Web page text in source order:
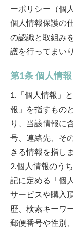
ーポリシー（個
個人情報保護の
の認識と取組み
護を行ってまい
第1条 個人情
1.「個人情報」
報」を指すもの
り、当該情報に
号、連絡先、そ
きる情報を指し
2.個人情報のう
記に定める「個
サービスや購入
歴、検索キーワ
郵便番号や性別